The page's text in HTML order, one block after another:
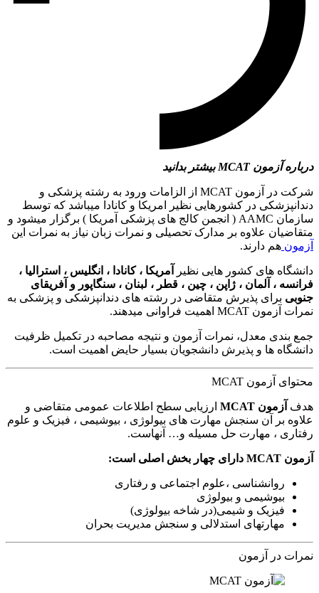
درباره آزمون MCAT بیشتر بدانید
شرکت در آزمون MCAT از الزامات ورود به رشته پزشکی و
دندانپزشکی در کشورهایی نظیر امریکا و کانادا میباشد که توسط
سازمان AAMC ( انجمن کالج های پزشکی آمریکا ) برگزار میشود و
متقاضیان علاوه بر مدارک تحصیلی و نمرات زبان نیاز به نمرات این
آزمون هم دارند.
دانشگاه های کشور هایی نظیر
آمریکا ، کانادا ، انگلیس ، استرالیا ،
فرانسه ، آلمان ، ژاپن ، چین ، قطر ، لبنان ، سنگاپور و آفریقای
جنوبی برای پذیرش متقاضی در رشته های دندانپزشکی و پزشکی به
نمرات آزمون MCAT اهمیت فراوانی میدهند.
جمع بندی معدل، نمرات آزمون و نتیجه مصاحبه در تکمیل ظرفیت
دانشگاه ها و پذیرش دانشجویان بسیار حایض اهمیت است.
محتوای آزمون MCAT
هدف آزمون MCAT
ارزیابی سطح اطلاعات عمومی متقاضی و
علاوه بر آن سنجش مهارت های بیولوژی ، بیوشیمی ، فیزیک و علوم
رفتاری ، مهارت حل مسیله و… آنهاست.
آزمون MCAT دارای چهار بخش اصلی است:
روانشناسی ،علوم اجتماعی و رفتاری
بیوشیمی و بیولوژی
فیزیک و شیمی(در شاخه بیولوژی)
مهارتهای استدلالی و سنجش مدیریت بحران
نمرات در آزمون